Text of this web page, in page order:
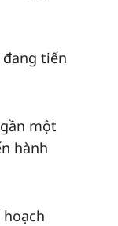
tiến
một
hành